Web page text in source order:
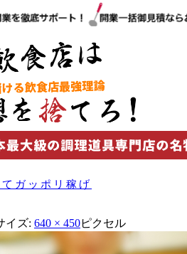
ガッポリ稼げ
イズ: 640 × 450ピクセル